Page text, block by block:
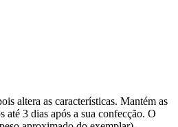
altera as características. Mantém as
até 3 dias após a sua confecção. O